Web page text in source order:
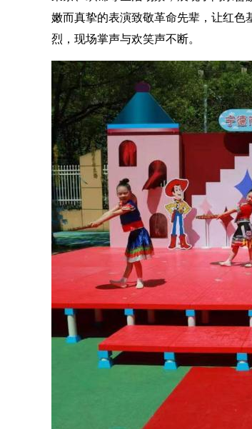
嫩而真挚的表演致敬革命先辈，让红
烈，现场掌声与欢笑声不断。